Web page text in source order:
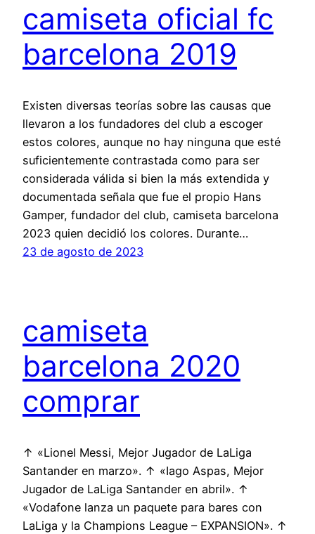
camiseta oficial fc
barcelona 2019
Existen diversas teorías sobre las causas que
llevaron a los fundadores del club a escoger
estos colores, aunque no hay ninguna que esté
suficientemente contrastada como para ser
considerada válida si bien la más extendida y
documentada señala que fue el propio Hans
Gamper, fundador del club, camiseta barcelona
2023 quien decidió los colores. Durante…
23 de agosto de 2023
camiseta
barcelona 2020
comprar
↑ «Lionel Messi, Mejor Jugador de LaLiga
Santander en marzo». ↑ «Iago Aspas, Mejor
Jugador de LaLiga Santander en abril». ↑
«Vodafone lanza un paquete para bares con
LaLiga y la Champions League – EXPANSION». ↑